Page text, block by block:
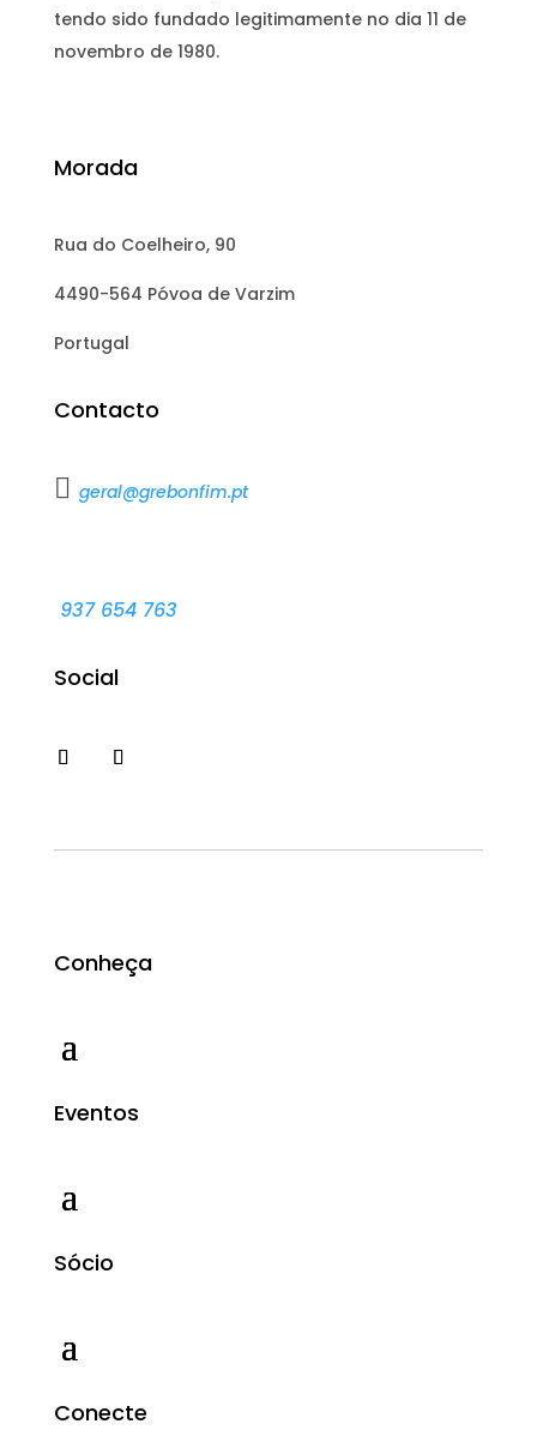
tendo sido fundado legitimamente no dia 11 de
novembro de 1980.
Morada
Rua do Coelheiro, 90
4490-564 Póvoa de Varzim
Portugal
Contacto
 geral@grebonfim.pt
937 654 763
Social
Conheça
Eventos
Sócio
Conecte